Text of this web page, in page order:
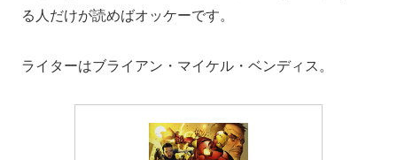
る人だけが読めばオッケーです。
ライターはブライアン・マイケル・ベンディス。